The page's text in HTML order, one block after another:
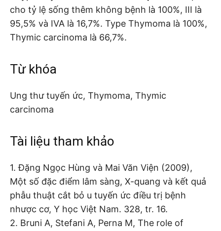
cho tỷ lệ sống thêm không bệnh là 100%, III là
95,5% và IVA là 16,7%. Type Thymoma là 100%,
Thymic carcinoma là 66,7%.
Từ khóa
Ung thư tuyến ức, Thymoma, Thymic
carcinoma
Tài liệu tham khảo
1. Đặng Ngọc Hùng và Mai Văn Viện (2009),
Một số đặc điểm lâm sàng, X-quang và kết quả
phẫu thuật cắt bỏ u tuyến ức điều trị bệnh
nhược cơ, Y học Việt Nam. 328, tr. 16.
2. Bruni A, Stefani A, Perna M, The role of